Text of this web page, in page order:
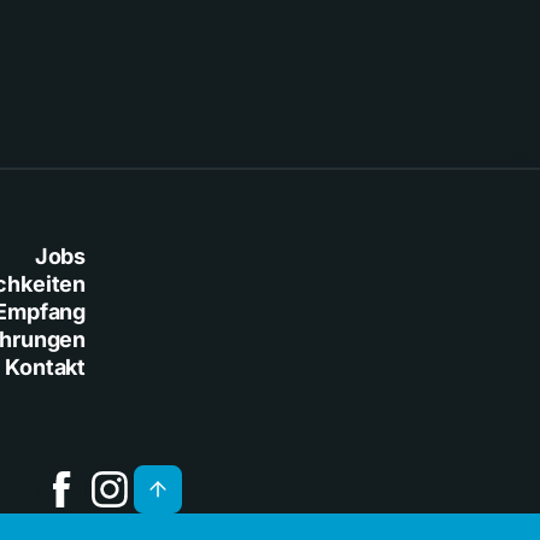
Jobs
Kontakt